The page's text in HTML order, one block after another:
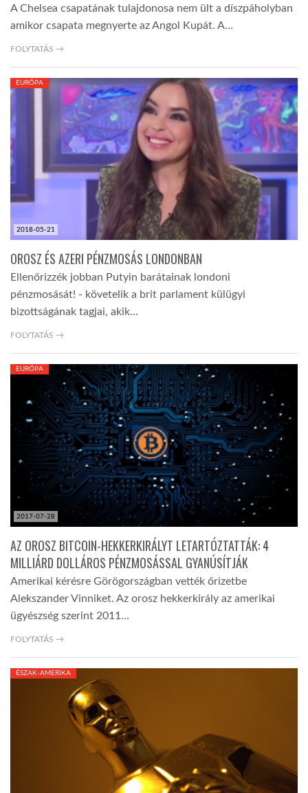
A Chelsea csapatának tulajdonosa nem ült a díszpáholyban
amikor csapata megnyerte az Angol Kupát. A…
FOLYTATÁS →
2018-05-21
EURÓPA
OROSZ ÉS AZERI PÉNZMOSÁS LONDONBAN
Ellenőrizzék jobban Putyin barátainak londoni
pénzmosását! - követelik a brit parlament külügyi
bizottságának tagjai, akik…
FOLYTATÁS →
2017-07-28
EURÓPA
AZ OROSZ BITCOIN-HEKKERKIRÁLYT LETARTÓZTATTÁK: 4
MILLIÁRD DOLLÁROS PÉNZMOSÁSSAL GYANÚSÍTJÁK
Amerikai kérésre Görögországban vették őrizetbe
Alekszander Vinniket. Az orosz hekkerkirály az amerikai
ügyészség szerint 2011…
FOLYTATÁS →
ÉSZAK-AMERIKA